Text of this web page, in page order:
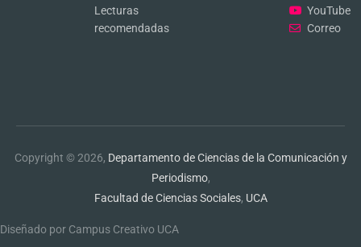
Lecturas
recomendadas
YouTube
Correo
Copyright © 2026, Departamento de Ciencias de la Comunicación y
Periodismo,
Facultad de Ciencias Sociales, UCA
Diseñado por Campus Creativo UCA